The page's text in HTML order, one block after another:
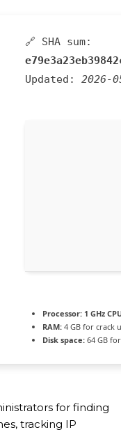
🔗 SHA sum:
Updated: 2026-
Processor: 1 GHz
RAM: 4 GB for crack
Disk space: 64 GB
for finding
tracking IP